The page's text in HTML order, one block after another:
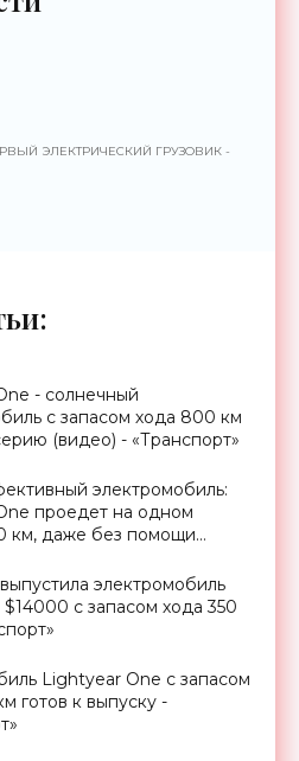
ЭЛЕКТРИЧЕСКИЙ ГРУЗОВИК -
- солнечный
с запасом хода 800 км
(видео) - «Транспорт»
электромобиль:
проедет на одном
км, даже без помощи
электромобиль
$14000 с запасом хода 350
Lightyear One с запасом
готов к выпуску -